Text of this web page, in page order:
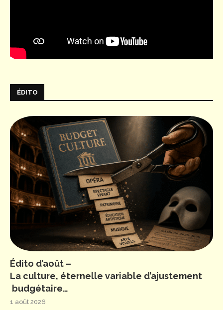
ÉDITO
Édito d’août –
La culture, éternelle variable d’ajustement
budgétaire…
1 août 2026